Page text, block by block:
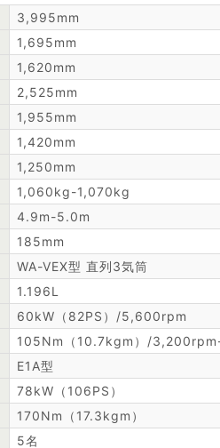
3,995mm
1,695mm
1,620mm
2,525mm
1,955mm
1,420mm
1,250mm
1,060kg-1,070kg
4.9m-5.0m
185mm
WA-VEX型 直列3気筒
1.196L
60kW（82PS）/5,600rpm
105Nm（10.7kgm）/
E1A型
78kW（106PS）
170Nm（17.3kgm）
5名